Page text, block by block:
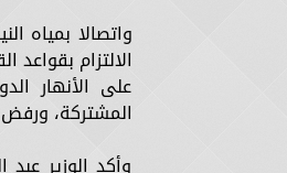
واتصالا بمياه
الالتزام
على الأنهار
المشتركة،